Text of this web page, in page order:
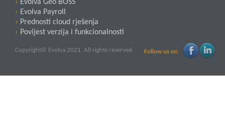
Evolva Geo BOSS
Evolva Payroll
Prednosti cloud rješenja
Povijest verzija i funkcionalnosti
Copyright© Evolva 2021. All rights reserved. Follow us on